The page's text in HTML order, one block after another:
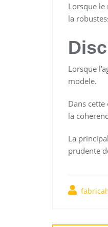
Lorsque le
la
Lorsque
modele.
Dans
la
La
prudente